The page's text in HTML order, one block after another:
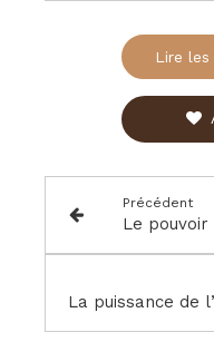
Lire les
Précédent